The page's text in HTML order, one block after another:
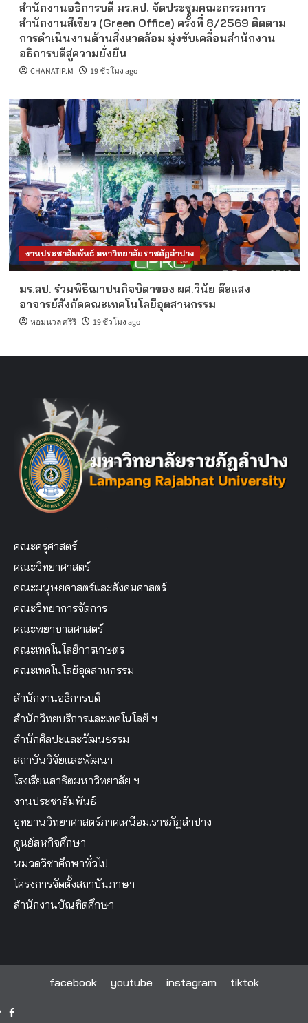
สำนักงานอธิการบดี มร.ลป. จัดประชุมคณะกรรมการ
สำนักงานสีเขียว (Green Office) ครั้งที่ 8/2569 ติดตาม
การดำเนินงานด้านสิ่งแวดล้อม มุ่งขับเคลื่อนสำนักงาน
อธิการบดีสู่ความยั่งยืน
CHANATIP.M 19 ชั่วโมง ago
งานประชาสัมพันธ์ มหาวิทยาลัยราชภัฏลำปาง
มร.ลป. ร่วมพิธีฌาปนกิจบิดาของ ผศ.วินัย ต๊ะแสง
อาจารย์สังกัดคณะเทคโนโลยีอุตสาหกรรม
หอมนวล ศรีริ 19 ชั่วโมง ago
คณะครุศาสตร์
คณะวิทยาศาสตร์
คณะมนุษยศาสตร์และสังคมศาสตร์
คณะวิทยาการจัดการ
คณะพยาบาลศาสตร์
คณะเทคโนโลยีการเกษตร
คณะเทคโนโลยีอุตสาหกรรม
สำนักงานอธิการบดี
สำนักวิทยบริการและเทคโนโลยี ฯ
สำนักศิลปะและวัฒนธรรม
สถาบันวิจัยและพัฒนา
โรงเรียนสาธิตมหาวิทยาลัย ฯ
งานประชาสัมพันธ์
อุทยานวิทยาศาสตร์ภาคเหนือม.ราชภัฏลำปาง
ศูนย์สหกิจศึกษา
หมวดวิชาศึกษาทั่วไป
โครงการจัดตั้งสถาบันภาษา
สำนักงานบัณฑิตศึกษา
facebook youtube instagram tiktok
facebook